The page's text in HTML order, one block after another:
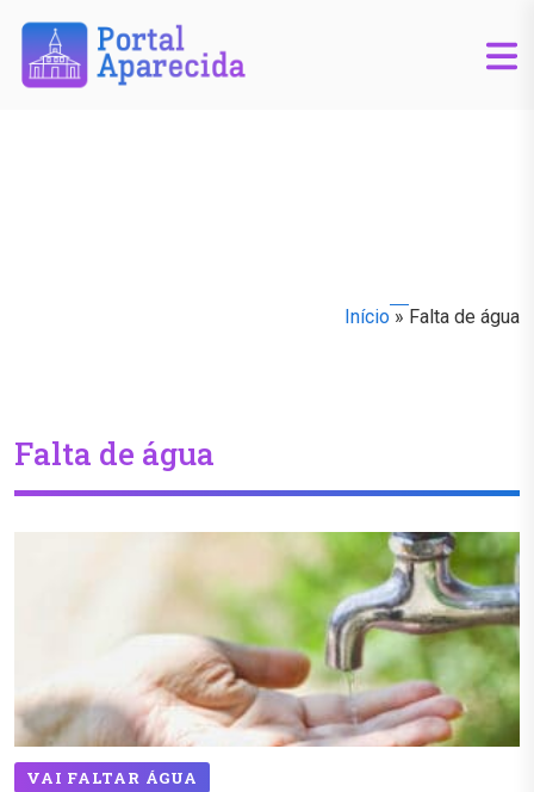
Início » Falta de água
Falta de água
VAI FALTAR ÁGUA